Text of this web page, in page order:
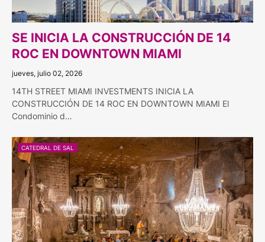
SE INICIA LA CONSTRUCCIÓN DE 14
ROC EN DOWNTOWN MIAMI
jueves, julio 02, 2026
14TH STREET MIAMI INVESTMENTS INICIA LA
CONSTRUCCIÓN DE 14 ROC EN DOWNTOWN MIAMI El
Condominio d…
CATEDRAL DE SAL